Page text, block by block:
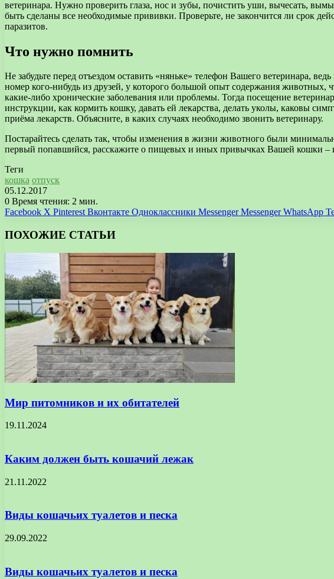
ветеринара. Нужно проверить глаза, нос и зубы, почистить уши, вычесать,
быть сделаны все необходимые прививки. Проверьте, не закончится ли срок
паразитов.
Что нужно помнить
Не забудьте перед отъездом оставить «няньке» телефон Вашего ветеринара,
номер кого-нибудь из друзей, у которого большой опыт содержания
какие-либо хронические заболевания или проблемы. Тогда посещение
инструкции, как кормить кошку, давать ей лекарства, делать уколы, каковы
приёма лекарств. Объясните, в каких случаях необходимо звонить ветеринару.
Постарайтесь сделать так, чтобы изменения в жизни животного были
первый попавшийся, расскажите о пищевых и иных привычках Вашей кошки –
Теги
кошка отпуск
05.12.2017
0 Время чтения: 2 мин.
Facebook X Pinterest Вконтакте Одноклассники Messenger Messenger WhatsApp
ПОХОЖИЕ СТАТЬИ
Мир питомников и их обитателей
19.11.2024
Каким должен быть кошачий лежак
21.11.2022
Виды кошачьих туалетов и песка
29.09.2022
Виды кошачьих туалетов и песка